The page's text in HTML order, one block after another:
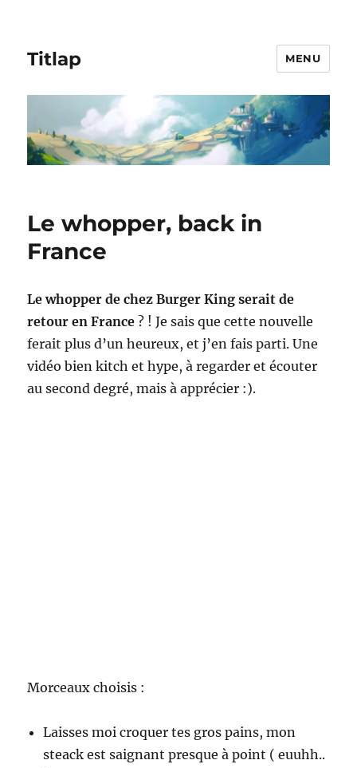
Titlap MENU
Le whopper, back in
France
Lewhopper de chezBurger King serait de
retour en France ? ! Je sais que cette nouvelle
ferait plus d’un heureux, et j’en fais parti. Une
vidéo bien kitch et hype, à regarder et écouter
au second degré, mais à apprécier :).
Morceaux choisis :
Laisses moi croquer tes gros pains, mon
steack est saignant presque à point ( euuhh..